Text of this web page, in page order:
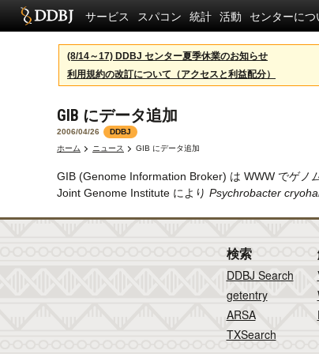
サービス スパコン 統計 活動 センターにつ
(8/14～17) DDBJ センター夏季休業のお知らせ
利用規約の改訂について（アクセスと利益配分）
GIB にデータ追加
2006/04/26
DDBJ
ホーム
ニュース GIB にデータ追加
GIB (Genome Information Broker) は WWW でゲノ
Joint Genome Institute により Psychrobacter
検索
DDBJ Search
getentry
ARSA
TXSearch